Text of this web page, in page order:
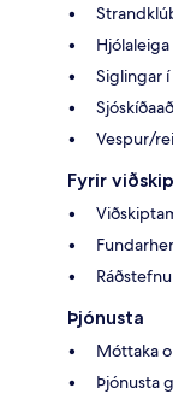
Siglingar
Vespur/
Fyrir
Þjónusta
Móttaka
Þjónusta